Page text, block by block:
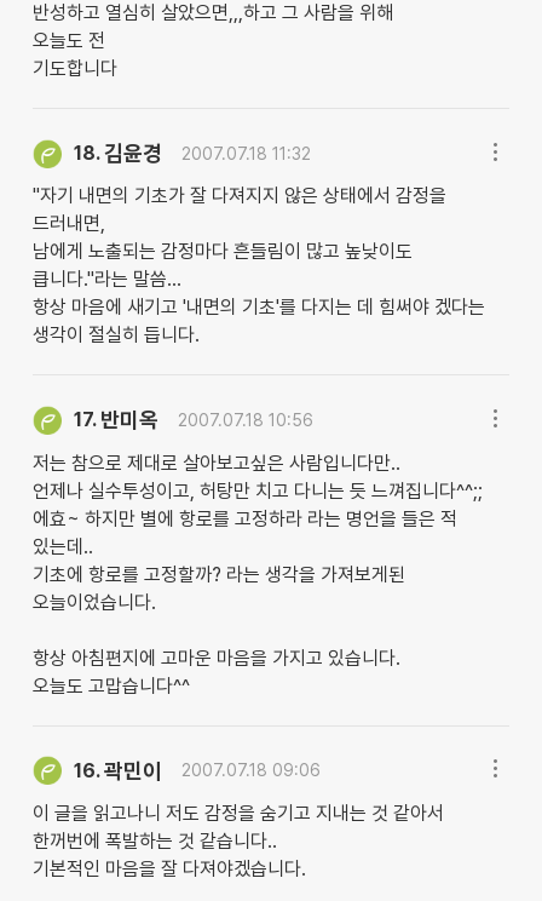
반성하고 열심히 살았으면,,,하고 그 사람을 위해
오늘도 전
기도합니다
18.김윤경 2007.07.18 11:32
"자기 내면의 기초가 잘 다져지지 않은 상태에서 감정을
드러내면,
남에게 노출되는 감정마다 흔들림이 많고 높낮이도
큽니다."라는 말씀...
항상 마음에 새기고 '내면의 기초'를 다지는 데 힘써야 겠다는
생각이 절실히 듭니다.
17. 반미옥 2007.07.18 10:56
저는 참으로 제대로 살아보고싶은 사람입니다만..
언제나 실수투성이고, 허탕만 치고 다니는 듯 느껴집니다^^;;
에효~ 하지만 별에 항로를 고정하라 라는 명언을 들은 적
있는데..
기초에 항로를 고정할까? 라는 생각을 가져보게된
오늘이었습니다.
항상 아침편지에 고마운 마음을 가지고 있습니다.
오늘도 고맙습니다^^
16.곽민이 2007.07.18 09:06
이 글을 읽고나니 저도 감정을 숨기고 지내는 것 같아서
한꺼번에 폭발하는 것 같습니다..
기본적인 마음을 잘 다져야겠습니다.